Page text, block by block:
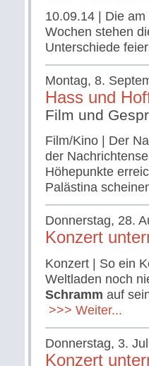
10.09.14 | Die
Wochen stehen
Unterschiede
Montag, 8.
Hass und
Film und
Film/Kino | Der
der
Höhepunkte
Palästina
Donnerstag, 28.
Konzert
Konzert | So ein
Weltladen noch
Schramm auf
>>> Weiter...
Donnerstag, 3.
Konzert